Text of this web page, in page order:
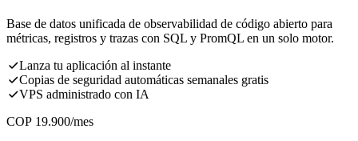
Base de datos unificada de observabilidad de código abierto para
métricas, registros y trazas con SQL y PromQL en un solo motor.
Lanza tu aplicación al instante
Copias de seguridad automáticas semanales gratis
VPS administrado con IA
COP 19.900/mes